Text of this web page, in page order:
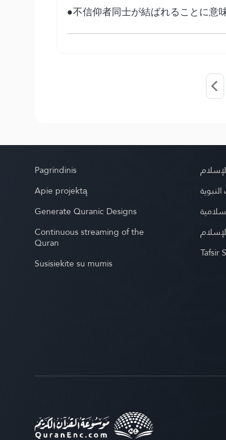
●不信仰者同士が結ばれることに意
Pagrindinis
Apie projektą
Generate Quranic Designs
Continuous streaming of the
Quran
Susisiekite su mumis
Tafsir